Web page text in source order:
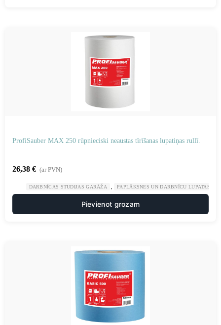
ProfiSauber MAX 250 rūpnieciski neaustas tīrīšanas lupatiņas rullī.
26,38 € (ar PVN)
DARBNĪCAS STUDIJAS GARĀŽA PAPLĀKSNES UN DARBNĪCU LUPATAS
Pievienot grozam